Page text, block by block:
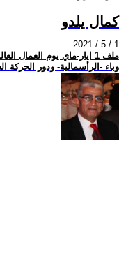
كمال يلدو
2021 / 5 / 1
ملف 1 ايار-ماي يوم العمال
وباء -الرأسمالية- ودور الحركة